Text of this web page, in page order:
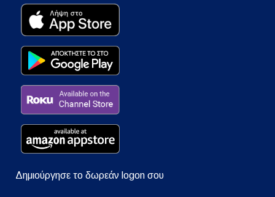
Δημιούργησε το δωρεάν logon σου